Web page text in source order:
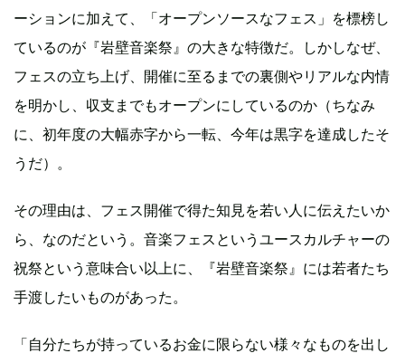
ーションに加えて、「オープンソースなフェス」を標榜し
ているのが『岩壁音楽祭』の大きな特徴だ。しかしなぜ、
フェスの立ち上げ、開催に至るまでの裏側やリアルな内情
を明かし、収支までもオープンにしているのか（ちなみ
に、初年度の大幅赤字から一転、今年は黒字を達成したそ
うだ）。
その理由は、フェス開催で得た知見を若い人に伝えたいか
ら、なのだという。音楽フェスというユースカルチャーの
祝祭という意味合い以上に、『岩壁音楽祭』には若者たち
手渡したいものがあった。
「自分たちが持っているお金に限らない様々なものを出し